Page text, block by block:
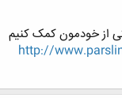
از خودمون کمک کنیم
http://